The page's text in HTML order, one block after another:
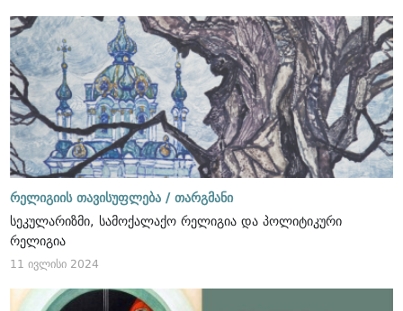
რელიგიის თავისუფლება / თარგმანი
სეკულარიზმი, სამოქალაქო რელიგია და პოლიტიკური
რელიგია
11 ივლისი 2024